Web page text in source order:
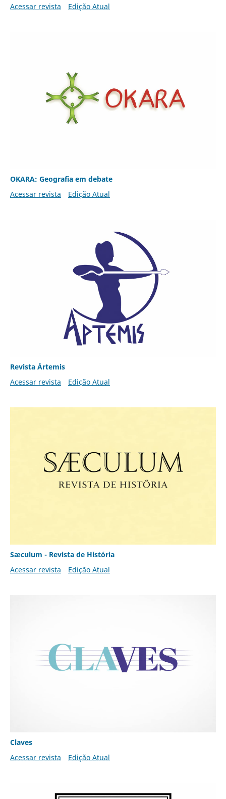
Acessar revista
Edição Atual
OKARA: Geografia em debate
Acessar revista
Edição Atual
Revista Ártemis
Acessar revista
Edição Atual
Sæculum - Revista de História
Acessar revista
Edição Atual
Claves
Acessar revista
Edição Atual